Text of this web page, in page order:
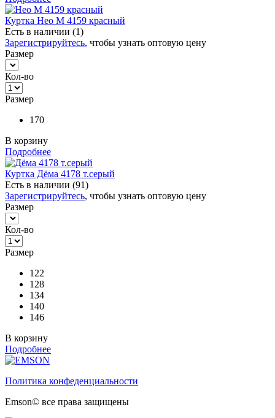
Куртка Нео М 4159 красный
Есть в наличии (1)
Зарегистрируйтесь, чтобы узнать оптовую цену
Размер
Кол-во
Размер
170
В корзину
Подробнее
Куртка Дёма 4178 т.серый
Есть в наличии (91)
Зарегистрируйтесь, чтобы узнать оптовую цену
Размер
Кол-во
Размер
122
128
134
140
146
В корзину
Подробнее
Политика конфеденциальности
Emson© все права защищены